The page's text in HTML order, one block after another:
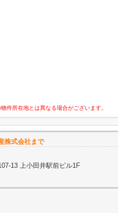
件所在地とは異なる場合がございます。
株式会社まで
13 上小田井駅前ビル1F